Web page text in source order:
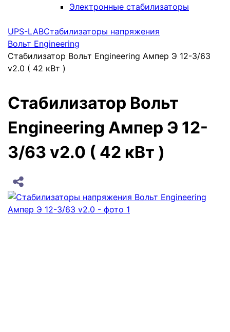
Электронные стабилизаторы
UPS-LABСтабилизаторы напряжения
Вольт Engineering
Стабилизатор Вольт Engineering Ампер Э 12-3/63
v2.0 ( 42 кВт )
Стабилизатор Вольт
Engineering Ампер Э 12-
3/63 v2.0 ( 42 кВт )